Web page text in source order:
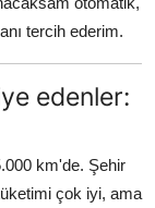
tercih ederim.
edenler:
km'de. Şehir
çok iyi, ama